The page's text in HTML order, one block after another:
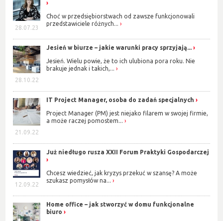
28.07.23
Choć w przedsiębiorstwach od zawsze funkcjonowali
przedstawiciele różnych...
28.10.22
Jesień w biurze – jakie warunki pracy sprzyjają...
Jesień. Wielu powie, że to ich ulubiona pora roku. Nie
brakuje jednak i takich,...
21.09.22
IT Project Manager, osoba do zadań specjalnych
Project Manager (PM) jest niejako filarem w swojej firmie,
a może raczej pomostem...
12.09.22
Już niedługo rusza XXII Forum Praktyki Gospodarczej
Chcesz wiedzieć, jak kryzys przekuć w szansę? A może
szukasz pomysłów na...
Home office – jak stworzyć w domu funkcjonalne
biuro